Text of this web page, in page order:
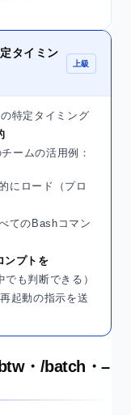
タイミン
上級
特定タイミング
ームの活用例：
にロード（プロ
てのBashコマン
ンプトを
でも判断できる）
起動の指示を送
・/batch・–